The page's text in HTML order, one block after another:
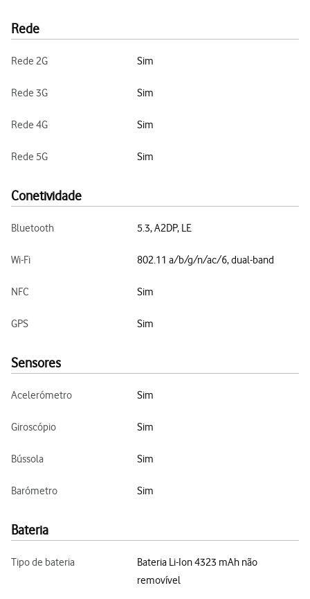
Rede
Rede 2G Sim
Rede 3G Sim
Rede 4G Sim
Rede 5G Sim
Conetividade
Bluetooth 5.3, A2DP, LE
Wi-Fi 802.11 a/b/g/n/ac/6, dual-band
NFC Sim
GPS Sim
Sensores
Acelerómetro Sim
Giroscópio Sim
Bússola Sim
Barómetro Sim
Bateria
Tipo de bateria
Bateria Li-Ion 4323 mAh não
removível